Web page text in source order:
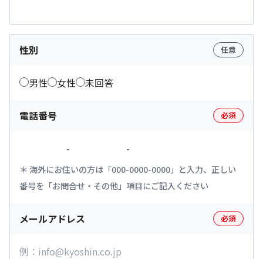
性別 任意
男性 女性 未回答
電話番号 必須
- -
海外にお住いの方は「000-0000-0000」と入力、正しい
番号を「お問合せ・その他」項目にご記入ください
メールアドレス 必須